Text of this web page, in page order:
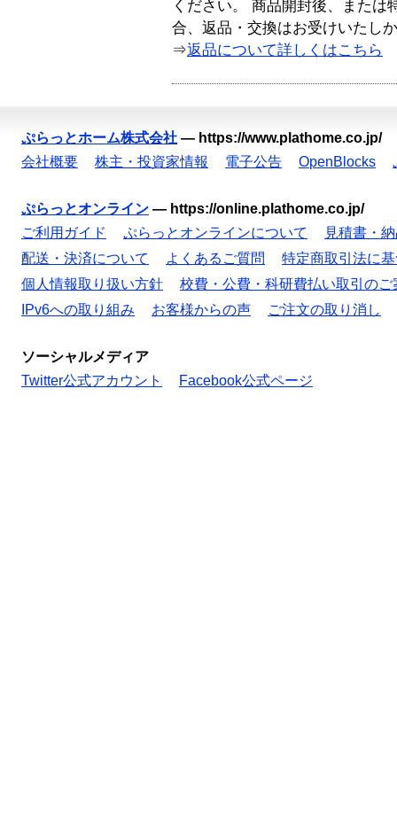
ください。 商品開封後、または
合、返品・交換はお受けいたし
⇒返品について詳しくはこちら
ぷらっとホーム株式会社 — https://www.plathome.co.jp/
会社概要
株主・投資家情報 電子公告 OpenBlocks
ぷらっとオンライン — https://online.plathome.co.jp/
ご利用ガイド
ぷらっとオンラインについて
見積書・
配送・決済について
よくあるご質問
特定商取引法に
個人情報取り扱い方針
校費・公費・科研費払い取引のご
IPv6への取り組み
お客様からの声 ご注文の取り消し
ソーシャルメディア
Twitter公式アカウント
Facebook公式ページ